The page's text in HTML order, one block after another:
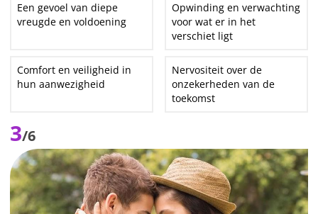
Een gevoel van diepe
vreugde en voldoening
Opwinding en verwachting
voor wat er in het
verschiet ligt
Comfort en veiligheid in
hun aanwezigheid
Nervositeit over de
onzekerheden van de
toekomst
3/6